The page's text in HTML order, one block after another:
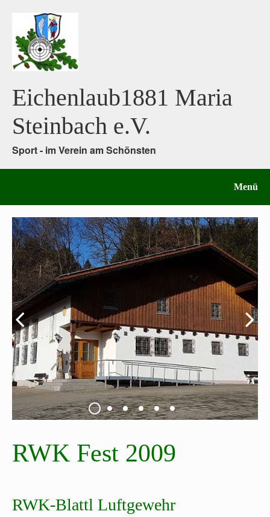
Eichenlaub1881 Maria
Steinbach e.V.
Sport - im Verein am Schönsten
Menü
RWK Fest 2009
RWK-Blattl Luftgewehr